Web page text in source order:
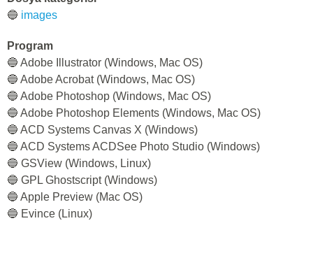
🔵 images
Program
🔵 Adobe Illustrator (Windows, Mac OS)
🔵 Adobe Acrobat (Windows, Mac OS)
🔵 Adobe Photoshop (Windows, Mac OS)
🔵 Adobe Photoshop Elements (Windows, Mac OS)
🔵 ACD Systems Canvas X (Windows)
🔵 ACD Systems ACDSee Photo Studio (Windows)
🔵 GSView (Windows, Linux)
🔵 GPL Ghostscript (Windows)
🔵 Apple Preview (Mac OS)
🔵 Evince (Linux)